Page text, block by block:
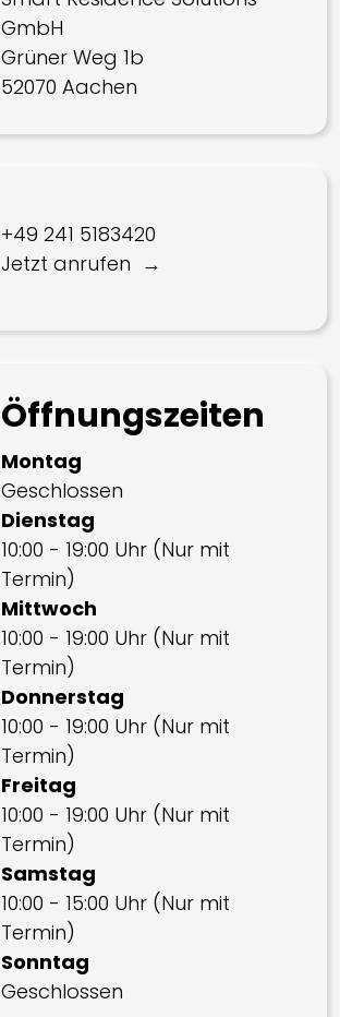
GmbH
Grüner Weg 1b
52070 Aachen
+49 241 5183420
Jetzt anrufen
Öffnungszeiten
Montag
Geschlossen
Dienstag
10:00 - 19:00 Uhr (Nur mit
Termin)
Mittwoch
10:00 - 19:00 Uhr (Nur mit
Termin)
Donnerstag
10:00 - 19:00 Uhr (Nur mit
Termin)
Freitag
10:00 - 19:00 Uhr (Nur mit
Termin)
Samstag
10:00 - 15:00 Uhr (Nur mit
Termin)
Sonntag
Geschlossen